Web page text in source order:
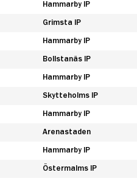
Hammarby IP
Grimsta IP
Hammarby IP
Bollstanäs IP
Hammarby IP
Skytteholms IP
Hammarby IP
Arenastaden
Hammarby IP
Östermalms IP